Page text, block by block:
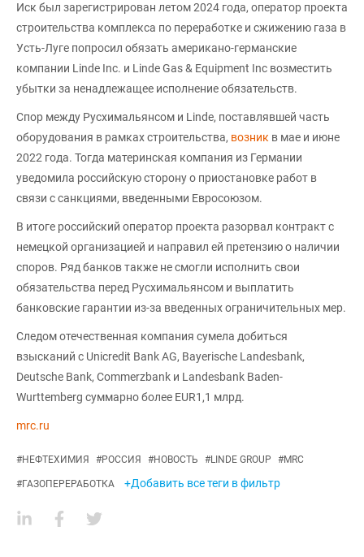
Иск был зарегистрирован летом 2024 года, оператор проекта
строительства комплекса по переработке и сжижению газа в
Усть-Луге попросил обязать американо-германские
компании Linde Inc. и Linde Gas & Equipment Inc возместить
убытки за ненадлежащее исполнение обязательств.
Спор между Русхимальянсом и Linde, поставлявшей часть
оборудования в рамках строительства, возник в мае и июне
2022 года. Тогда материнская компания из Германии
уведомила российскую сторону о приостановке работ в
связи с санкциями, введенными Евросоюзом.
В итоге российский оператор проекта разорвал контракт с
немецкой организацией и направил ей претензию о наличии
споров. Ряд банков также не смогли исполнить свои
обязательства перед Русхимальянсом и выплатить
банковские гарантии из-за введенных ограничительных мер.
Следом отечественная компания сумела добиться
взысканий с Unicredit Bank AG, Bayerische Landesbank,
Deutsche Bank, Commerzbank и Landesbank Baden-
Wurttemberg суммарно более EUR1,1 млрд.
mrc.ru
#НЕФТЕХИМИЯ #РОССИЯ #НОВОСТЬ #LINDE GROUP #MRC
#ГАЗОПЕРЕРАБОТКА +Добавить все теги в фильтр